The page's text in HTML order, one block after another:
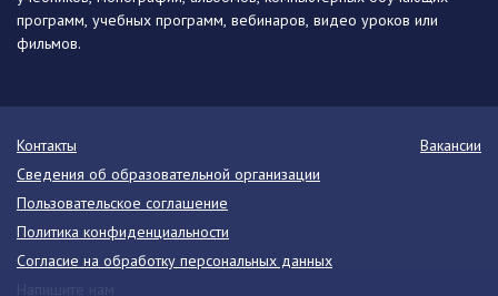
программ, учебных программ, вебинаров, видео уроков или
фильмов.
Контакты
Вакансии
Сведения об образовательной организации
Пользовательское соглашение
Политика конфиденциальности
Согласие на обработку персональных данных